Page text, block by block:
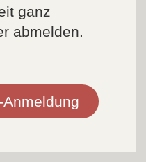
ganz
abmelden.